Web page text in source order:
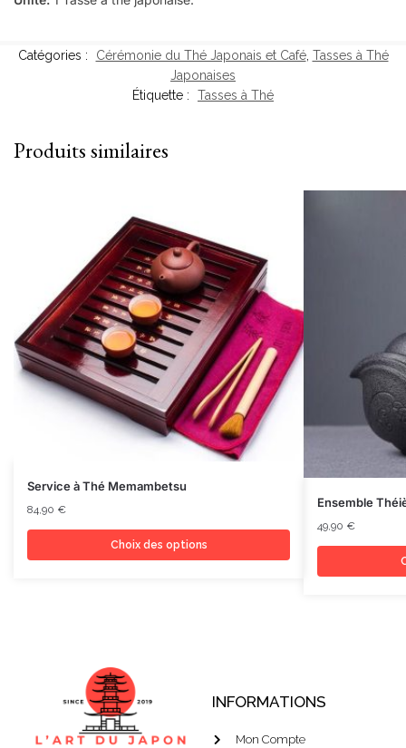
Catégories : Cérémonie du Thé Japonais et Café, Tasses à Thé
Japonaises
Étiquette :
Tasses à Thé
Produits similaires
Service à Thé Memambetsu
84,90 €
Choix des options
Ensemble
49,90 €
INFORMATIONS
Mon Compte